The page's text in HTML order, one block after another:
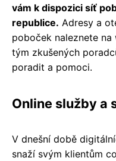
vám k dispozici síť
republice. Adresy a
poboček naleznete na
tým zkušených
poradit a pomoci.
Online služby a
V dnešní době
snaží svým klientům